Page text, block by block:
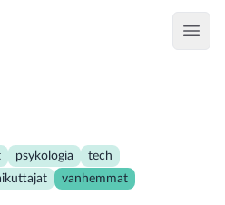
psykologia
tech
vanhemmat